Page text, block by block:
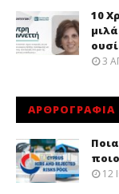
10
3
ΑΡΘΡΟΓΡΑΦΙΑ
12